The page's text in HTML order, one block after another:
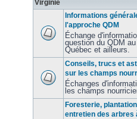
Virginie
Informations
l'approche QDM
Échange
question du QDM au
Québec et ailleurs.
Conseils, trucs et
sur les champs
Échanges
les champs
Foresterie,
entretien des arbres